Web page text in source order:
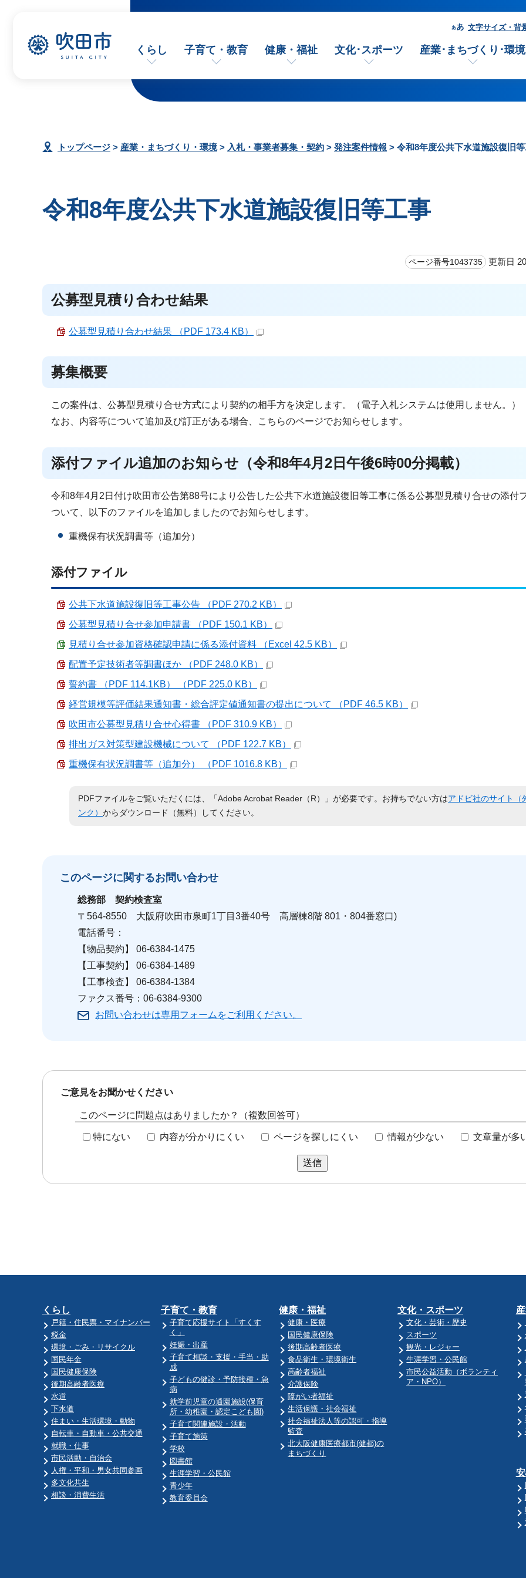
文字サイズ・背
くらし 子育て・教育 健康・福祉 文化･スポーツ 産業･まちづくり･環境
トップページ > 産業・まちづくり・環境> 入札・事業者募集・契約 > 発注案件情報 > 令和8年度公共下水道施設復旧
令和8年度公共下水道施設復旧等工事
ページ番号1043735 更新日
公募型見積り合わせ結果
公募型見積り合わせ結果 （PDF 173.4 KB）
募集概要
この案件は、公募型見積り合せ方式により契約の相手方を決定します。（電子入札システムは使用しません。）
なお、内容等について追加及び訂正がある場合、こちらのページでお知らせします。
添付ファイル追加のお知らせ（令和8年4月2日午後6時00分掲載）
令和8年4月2日付け吹田市公告第88号により公告した公共下水道施設復旧等工事に係る公募型見積り合せの添付
ついて、以下のファイルを追加しましたのでお知らせします。
重機保有状況調書等（追加分）
添付ファイル
公共下水道施設復旧等工事公告 （PDF 270.2 KB）
公募型見積り合せ参加申請書 （PDF 150.1 KB）
見積り合せ参加資格確認申請に係る添付資料 （Excel 42.5 KB）
配置予定技術者等調書ほか （PDF 248.0 KB）
誓約書 （PDF 114.1KB） （PDF 225.0 KB）
経営規模等評価結果通知書・総合評定値通知書の提出について （PDF 46.5 KB）
吹田市公募型見積り合せ心得書 （PDF 310.9 KB）
排出ガス対策型建設機械について （PDF 122.7 KB）
重機保有状況調書等（追加分） （PDF 1016.8 KB）
PDFファイルをご覧いただくには、「Adobe Acrobat Reader（R）」が必要です。お持ちでない方はアドビ社のサイト（
ンク） からダウンロード（無料）してください。
このページに関するお問い合わせ
総務部 契約検査室
〒564-8550 大阪府吹田市泉町1丁目3番40号 高層棟8階 801・804番窓口)
電話番号：
【物品契約】 06-6384-1475
【工事契約】 06-6384-1489
【工事検査】 06-6384-1384
ファクス番号：06-6384-9300
お問い合わせは専用フォームをご利用ください。
ご意見をお聞かせください
このページに問題点はありましたか？（複数回答可）
特にない 内容が分かりにくい ページを探しにくい 情報が少ない 文章量が多
送信
くらし
戸籍・住民票・マイナンバー
税金
環境・ごみ・リサイクル
国民年金
国民健康保険
後期高齢者医療
水道
下水道
住まい・生活環境・動物
自転車・自動車・公共交通
就職・仕事
市民活動・自治会
人権・平和・男女共同参画
多文化共生
相談・消費生活
子育て・教育
子育て応援サイト「すくす
く」
妊娠・出産
子育て相談・支援・手当・助
成
子どもの健診・予防接種・急
病
就学前児童の通園施設(保育
所・幼稚園・認定こども園)
子育て関連施設・活動
子育て施策
学校
図書館
生涯学習・公民館
青少年
教育委員会
健康・福祉
健康・医療
国民健康保険
後期高齢者医療
食品衛生・環境衛生
高齢者福祉
介護保険
障がい者福祉
生活保護・社会福祉
社会福祉法人等の認可・指導
監査
北大阪健康医療都市(健都)の
まちづくり
文化・スポーツ
文化・芸術・歴史
スポーツ
観光・レジャー
生涯学習・公民館
市民公益活動（ボランティ
ア・NPO）